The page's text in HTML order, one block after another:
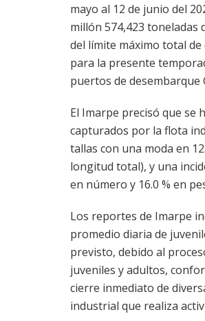
mayo al 12 de junio del
millón 574,423 toneladas
del límite máximo total
para la presente
puertos de desembarque
El Imarpe precisó que se
capturados por la flota
tallas con una moda en
longitud total), y una
en número y 16.0 % en
Los reportes de Imarpe
promedio diaria de
previsto, debido al
juveniles y adultos,
cierre inmediato de
industrial que realiza